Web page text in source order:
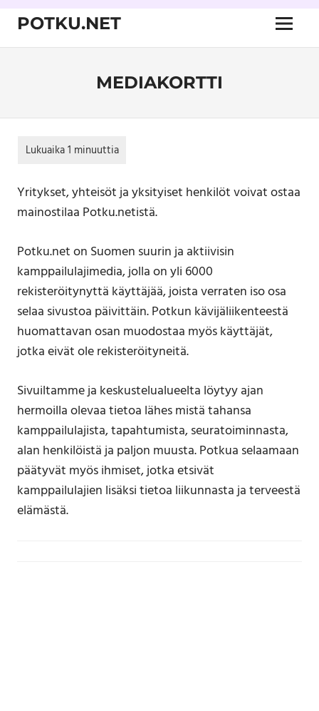
content
POTKU.NET
kamppailulajien
Menu
MEDIAKORTTI
Yritykset, yhteisöt ja yksityiset henkilöt voivat ostaa
mainostilaa Potku.netistä.
Potku.net on Suomen suurin ja aktiivisin
kamppailulajimedia, jolla on yli 6000
rekisteröitynyttä käyttäjää, joista verraten iso osa
selaa sivustoa päivittäin. Potkun kävijäliikenteestä
huomattavan osan muodostaa myös käyttäjät,
jotka eivät ole rekisteröityneitä.
Sivuiltamme ja keskustelualueelta löytyy ajan
hermoilla olevaa tietoa lähes mistä tahansa
kamppailulajista, tapahtumista, seuratoiminnasta,
alan henkilöistä ja paljon muusta. Potkua selaamaan
päätyvät myös ihmiset, jotka etsivät
kamppailulajien lisäksi tietoa liikunnasta ja terveestä
elämästä.